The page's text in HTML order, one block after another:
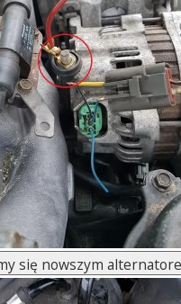
się nowszym